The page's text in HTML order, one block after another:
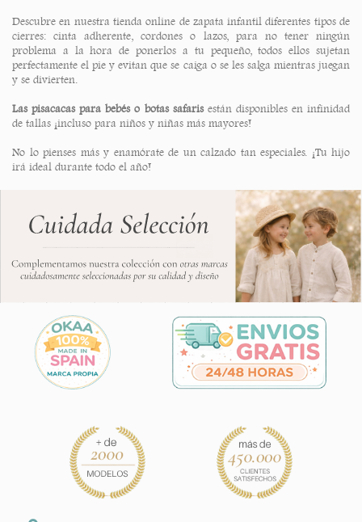
Descubre en nuestra tienda online de zapata infantil diferentes tipos de
cierres: cinta adherente, cordones o lazos, para no tener ningún
problema a la hora de ponerlos a tu pequeño, todos ellos sujetan
perfectamente el pie y evitan que se caiga o se les salga mientras juegan
y se divierten.
Las pisacacas para bebés o botas safarisestán disponibles en infinidad
de tallas ¡incluso para niños y niñas más mayores!
No lo pienses más y enamórate de un calzado tan especiales. ¡Tu hijo
irá ideal durante todo el año!